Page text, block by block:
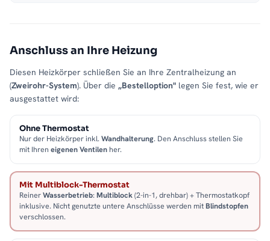
Anschluss an Ihre Heizung
Diesen Heizkörper schließen Sie an Ihre Zentralheizung an
(Zweirohr-System). Über die „Bestelloption" legen Sie fest, wie er
ausgestattet wird:
Ohne Thermostat
Nur der Heizkörper inkl. Wandhalterung. Den Anschluss stellen Sie
mit Ihren eigenen Ventilen her.
Mit Multiblock-Thermostat
ReinerWasserbetrieb: Multiblock(2-in-1, drehbar) + Thermostatkopf
inklusive. Nicht genutzte untere Anschlüsse werden mitBlindstopfen
verschlossen.